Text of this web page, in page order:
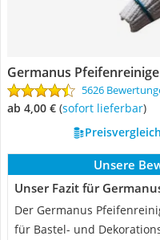
Germanus
5626
ab 4,00 € ( Sofort lieferbar)
Unsere
Unser Fazit für
Der Germanus
für Bastel- und